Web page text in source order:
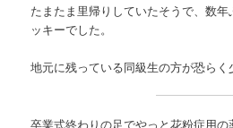
たまたま里帰りしていたそうで、数
ッキーでした。
地元に残っている同級生の方が恐ら
卒業式終わりの足でやっと花粉症用の